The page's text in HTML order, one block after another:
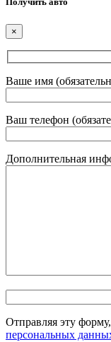
×
Ваше имя
Ваш телефон
Дополнительная
Отправляя эту
персональных